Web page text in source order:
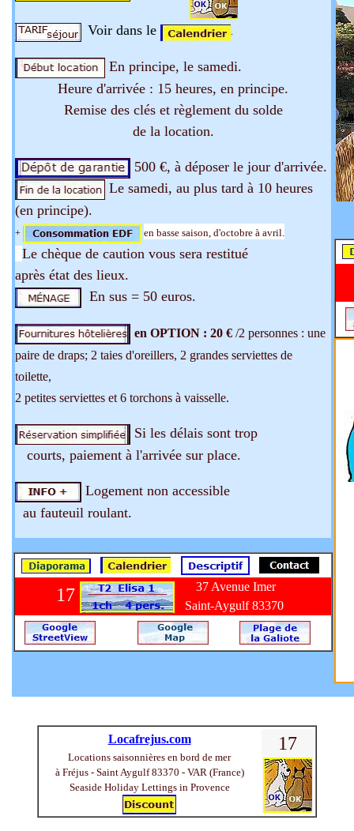
Voir dans le .
En principe, le samedi.
Heure d'arrivée : 15 heures, en principe.
Remise des clés et règlement du solde
de la location.
500 €, à déposer le jour d'arrivée.
Le samedi, au plus tard à 10 heures
(en principe).
+ en basse saison, d'octobre à avril.
Le chèque de caution vous sera restitué
après état des lieux.
En sus = 50 euros.
en OPTION : 20 € /2 personnes : une
paire de draps; 2 taies d'oreillers, 2 grandes serviettes de
toilette,
2 petites serviettes et 6 torchons à vaisselle.
Si les délais sont trop
courts, paiement à l'arrivée sur place.
Logement non accessible
au fauteuil roulant.
17
37 Avenue Imer
Saint-Aygulf 83370
Locafrejus.com
Locations saisonnières en bord de mer
à Fréjus - Saint Aygulf 83370 - VAR (France)
Seaside Holiday Lettings in Provence
17